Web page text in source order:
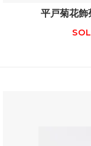
平戸菊花飾